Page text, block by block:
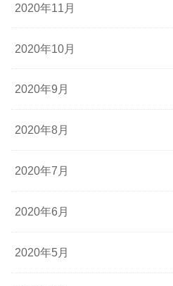
2020年11月
2020年10月
2020年9月
2020年8月
2020年7月
2020年6月
2020年5月